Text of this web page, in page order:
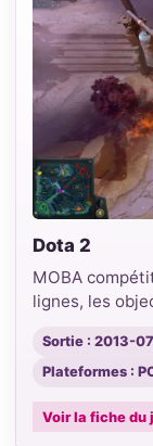
Dota 2
MOBA
lignes, les
Sortie : 2013-
Plateformes :
Voir la fiche du